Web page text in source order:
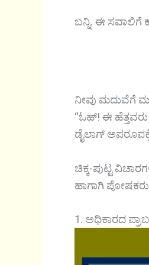
ಬನ್ನಿ. ಈ ಸವಾಲಿಗೆ
ನೀವು ಮದುವೆಗೆ
“ಓಹ್! ಈ
ಡೈಲಾಗ್
ಚಿಕ್ಕ-ಪುಟ್ಟ
ಹಾಗಾಗಿ ಪೋಷಕರು
1. ಅಧಿಕಾರದ